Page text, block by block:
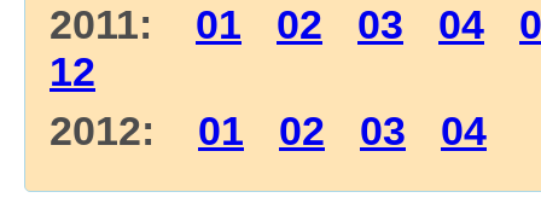
2011: 01 02 03 04
12
2012: 01 02 03 04